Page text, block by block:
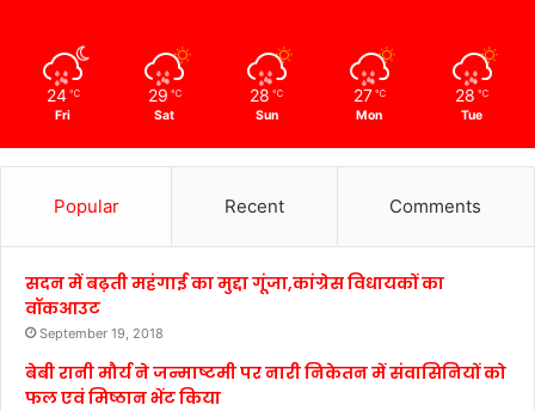
24 ℃
Fri
29 ℃
Sat
28 ℃
Sun
27 ℃
Mon
28 ℃
Tue
Popular Recent Comments
सदन में बढ़ती महंगाई का मुद्दा गूंजा,कांग्रेस विधायकों का
वॉकआउट
September 19, 2018
बेबी रानी मौर्य ने जन्माष्टमी पर नारी निकेतन में संवासिनियों को
फल एवं मिष्ठान भेंट किया